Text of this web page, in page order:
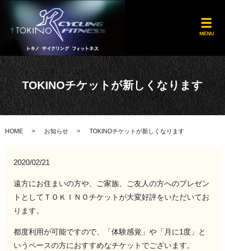
MENU
TOKINOチケットが新しくなります
HOME お知らせ TOKINOチケットが新しくなります
2020/02/21
遠方にお住まいの方や、ご家族、ご友人の方へのプレゼン
トとしてＴＯＫＩＮＯチケットが大変好評をいただいてお
ります。
都度利用が可能ですので、「体験感覚」や「月に1度」と
いうペースの方におすすめなチケットでございます。